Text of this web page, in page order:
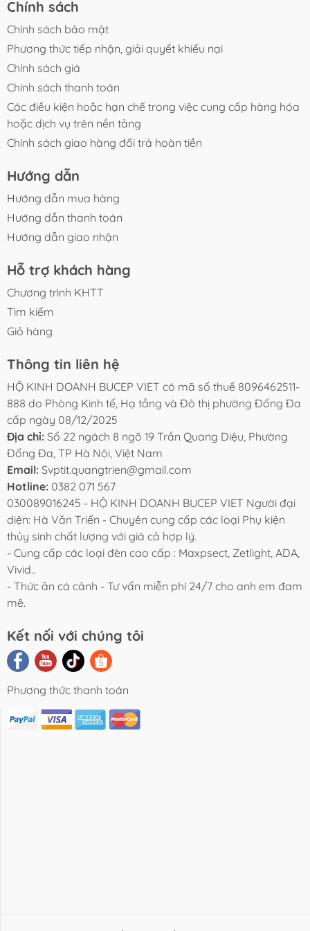
Viết Chia
Video Review
- Sản phẩm được kiểm tra kỹ trước khi giao hàng.
- Đóng gói cẩn thận, hạn chế rò rỉ khi vận chuyển.
- Hỗ trợ tư vấn liều lượng phù hợp với từng loại hồ cá và
thể tích nước.
- Hỗ trợ đổi trả theo chính sách của sàn nếu phát sinh
lỗi từ nhà sản xuất hoặc vận chuyển.
Chính sách
Chính sách bảo mật
Phương thức tiếp nhận, giải quyết khiếu nại
Chính sách giá
Chính sách thanh toán
Các điều kiện hoặc hạn chế trong việc cung cấp hàng hóa
hoặc dịch vụ trên nền tảng
Chính sách giao hàng đổi trả hoàn tiền
Hướng dẫn
Hướng dẫn mua hàng
Hướng dẫn thanh toán
Hướng dẫn giao nhận
Hỗ trợ khách hàng
Chương trình KHTT
Tìm kiếm
Giỏ hàng
Thông tin liên hệ
HỘ KINH DOANH BUCEP VIET có mã số thuế 8096462511-
888 do Phòng Kinh tế, Hạ tầng và Đô thị phường Đống Đa
cấp ngày 08/12/2025
Địa chỉ: Số 22 ngách 8 ngõ 19 Trần Quang Diệu, Phường
Đống Đa, TP Hà Nội, Việt Nam
Email: Svptit.quangtrien@gmail.com
Hotline: 0382 071 567
030089016245 - HỘ KINH DOANH BUCEP VIET Người đại
diện: Hà Văn Triển - Chuyên cung cấp các loại Phụ kiện
thủy sinh chất lượng với giá cả hợp lý.
- Cung cấp các loại đèn cao cấp : Maxpsect, Zetlight, ADA,
Vivid..
- Thức ăn cá cảnh - Tư vấn miễn phí 24/7 cho anh em đam
mê.
Kết nối với chúng tôi
Phương thức thanh toán